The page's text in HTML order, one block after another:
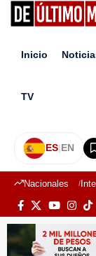
Inicio
TV
ES|EN
Nacionales